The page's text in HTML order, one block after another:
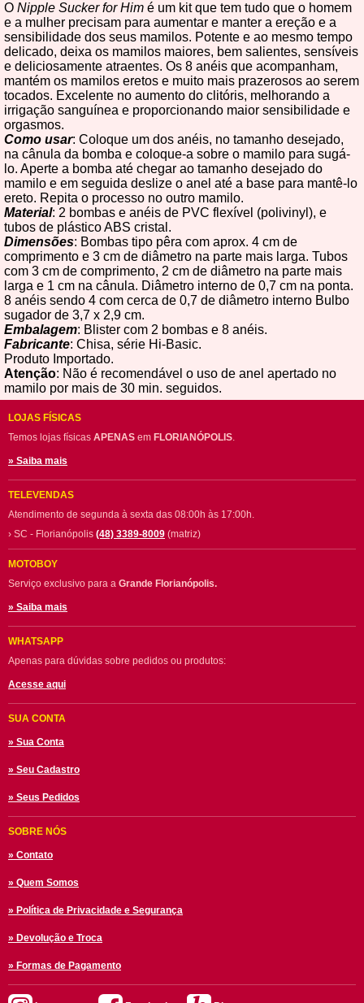
O Nipple Sucker for Him é um kit que tem tudo que o homem
e a mulher precisam para aumentar e manter a ereção e a
sensibilidade dos seus mamilos. Potente e ao mesmo tempo
delicado, deixa os mamilos maiores, bem salientes, sensíveis
e deliciosamente atraentes. Os 8 anéis que acompanham,
mantém os mamilos eretos e muito mais prazerosos ao serem
tocados. Excelente no aumento do clitóris, melhorando a
irrigação sanguínea e proporcionando maior sensibilidade e
orgasmos.
Como usar: Coloque um dos anéis, no tamanho desejado,
na cânula da bomba e coloque-a sobre o mamilo para sugá-
lo. Aperte a bomba até chegar ao tamanho desejado do
mamilo e em seguida deslize o anel até a base para mantê-lo
ereto. Repita o processo no outro mamilo.
Material: 2 bombas e anéis de PVC flexível (polivinyl), e
tubos de plástico ABS cristal.
Dimensões: Bombas tipo pêra com aprox. 4 cm de
comprimento e 3 cm de diâmetro na parte mais larga. Tubos
com 3 cm de comprimento, 2 cm de diâmetro na parte mais
larga e 1 cm na cânula. Diâmetro interno de 0,7 cm na ponta.
8 anéis sendo 4 com cerca de 0,7 de diâmetro interno Bulbo
sugador de 3,7 x 2,9 cm.
Embalagem: Blister com 2 bombas e 8 anéis.
Fabricante: Chisa, série Hi-Basic.
Produto Importado.
Atenção: Não é recomendável o uso de anel apertado no
mamilo por mais de 30 min. seguidos.
LOJAS FÍSICAS
Temos lojas físicas APENAS em FLORIANÓPOLIS.
» Saiba mais
TELEVENDAS
Atendimento de segunda à sexta das 08:00h às 17:00h.
› SC - Florianópolis (48) 3389-8009 (matriz)
MOTOBOY
Serviço exclusivo para a Grande Florianópolis.
» Saiba mais
WHATSAPP
Apenas para dúvidas sobre pedidos ou produtos:
Acesse aqui
SUA CONTA
» Sua Conta
» Seu Cadastro
» Seus Pedidos
SOBRE NÓS
» Contato
» Quem Somos
» Política de Privacidade e Segurança
» Devolução e Troca
» Formas de Pagamento